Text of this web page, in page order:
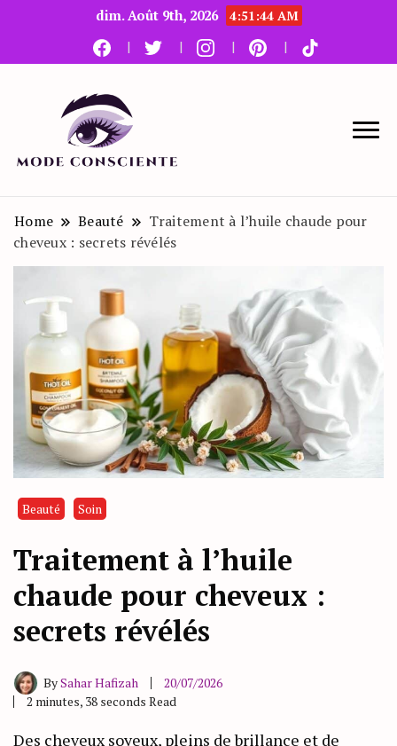
dim. Août 9th, 2026 4:51:44 AM
Le blog beauté et mode
Home Beauté
Traitement à l’huile chaude pour
cheveux : secrets révélés
Beauté Soin
Traitement à l’huile
chaude pour cheveux :
secrets révélés
BySahar Hafizah
20/07/2026
2 minutes, 38 seconds Read
Des cheveux soyeux, pleins de brillance et de